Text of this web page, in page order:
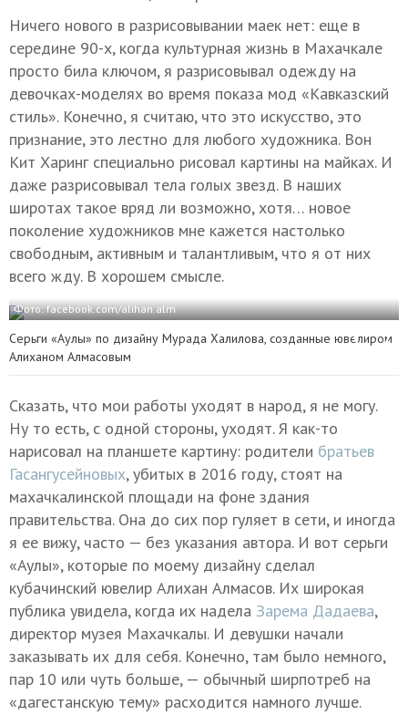
Ничего нового в разрисовывании маек нет: еще в
середине 90-х, когда культурная жизнь в Махачкале
просто била ключом, я разрисовывал одежду на
девочках-моделях во время показа мод «Кавказский
стиль». Конечно, я считаю, что это искусство, это
признание, это лестно для любого художника. Вон
Кит Харинг специально рисовал картины на майках. И
даже разрисовывал тела голых звезд. В наших
широтах такое вряд ли возможно, хотя… новое
поколение художников мне кажется настолько
свободным, активным и талантливым, что я от них
всего жду. В хорошем смысле.
Фото: facebook.com/alihan.alm
Серьги «Аулы» по дизайну Мурада Халилова, созданные ювелиром
Алиханом Алмасовым
Сказать, что мои работы уходят в народ, я не могу.
Ну то есть, с одной стороны, уходят. Я как-то
нарисовал на планшете картину: родители братьев
Гасангусейновых, убитых в 2016 году, стоят на
махачкалинской площади на фоне здания
правительства. Она до сих пор гуляет в сети, и иногда
я ее вижу, часто — без указания автора. И вот серьги
«Аулы», которые по моему дизайну сделал
кубачинский ювелир Алихан Алмасов. Их широкая
публика увидела, когда их надела Зарема Дадаева,
директор музея Махачкалы. И девушки начали
заказывать их для себя. Конечно, там было немного,
пар 10 или чуть больше, — обычный ширпотреб на
«дагестанскую тему» расходится намного лучше.